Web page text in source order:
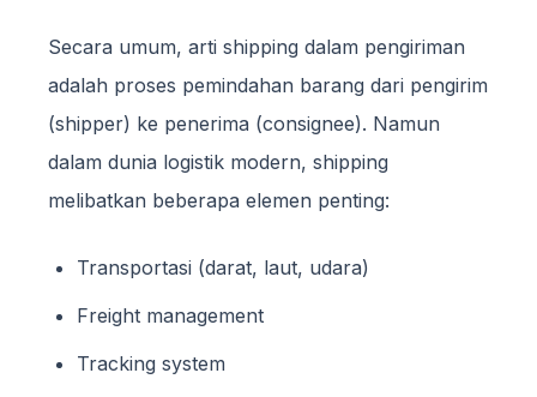
Secara umum, arti shipping dalam pengiriman
adalah proses pemindahan barang dari pengirim
(shipper) ke penerima (consignee). Namun
dalam dunia logistik modern, shipping
melibatkan beberapa elemen penting:
Transportasi (darat, laut, udara)
Freight management
Tracking system